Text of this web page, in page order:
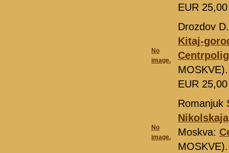
EUR
No
image.
Drozdov
Kitaj-
EUR
No
image.
Romanjuk
Moskva: